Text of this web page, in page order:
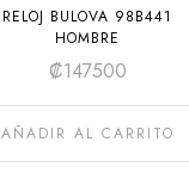
RELOJ BULOVA 98B441
HOMBRE
₡147500
AÑADIR AL CARRITO